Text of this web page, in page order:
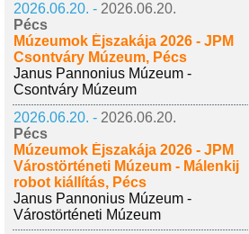
2026.06.20. - 2026.06.20.
Pécs
Múzeumok Éjszakája 2026 - JPM
Csontváry Múzeum, Pécs
Janus Pannonius Múzeum -
Csontváry Múzeum
2026.06.20. - 2026.06.20.
Pécs
Múzeumok Éjszakája 2026 - JPM
Várostörténeti Múzeum - Málenkij
robot kiállítás, Pécs
Janus Pannonius Múzeum -
Várostörténeti Múzeum